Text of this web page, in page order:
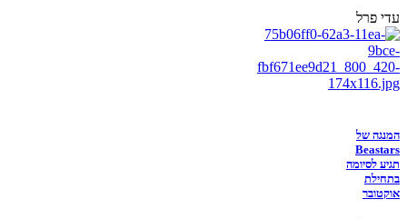
עדי פרל
המנגה של
Beastars
תגיע לסיומה
בתחילת
אוקטובר